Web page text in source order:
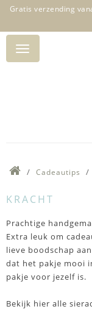
Gratis verzending
Cadeautips
KRACHT
Prachtige
Extra leuk om
lieve boodschap
dat het pakje mooi
pakje voor jezelf is.
Bekijk hier alle